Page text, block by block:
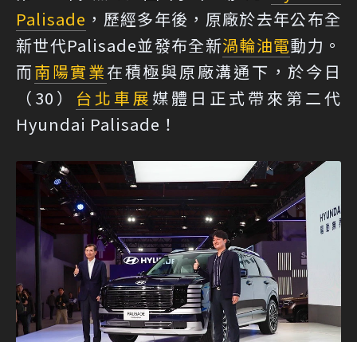
Palisade ，歷經多年後，原廠於去年公布全
新世代Palisade並發布全新渦輪油電動力。
而南陽實業在積極與原廠溝通下，於今日
（30） 台北車展 媒體日正式帶來第二代
Hyundai Palisade！